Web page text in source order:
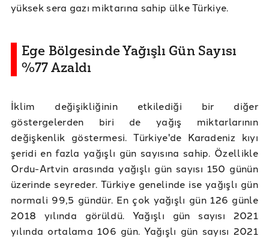
yüksek sera gazı miktarına sahip ülke Türkiye.
Ege Bölgesinde Yağışlı Gün Sayısı
%77 Azaldı
İklim değişikliğinin etkilediği bir diğer
göstergelerden biri de yağış miktarlarının
değişkenlik göstermesi. Türkiye'de Karadeniz kıyı
şeridi en fazla yağışlı gün sayısına sahip. Özellikle
Ordu-Artvin arasında yağışlı gün sayısı 150 günün
üzerinde seyreder. Türkiye genelinde ise yağışlı gün
normali 99,5 gündür. En çok yağışlı gün 126 günle
2018 yılında görüldü. Yağışlı gün sayısı 2021
yılında ortalama 106 gün. Yağışlı gün sayısı 2021